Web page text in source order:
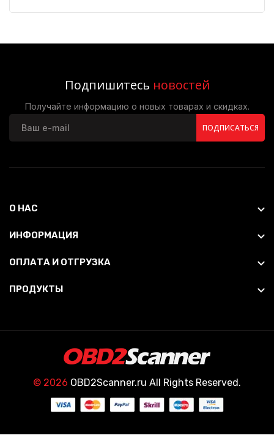
Подпишитесь новостей
Получайте информацию о новых товарах и скидках.
ПОДПИСАТЬСЯ
О НАС
ИНФОРМАЦИЯ
ОПЛАТА И ОТГРУЗКА
ПРОДУКТЫ
© 2026 OBD2Scanner.ru All Rights Reserved.